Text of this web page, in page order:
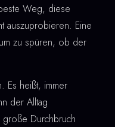
Weg, diese
auszuprobieren. Eine
zu spüren, ob der
Es heißt, immer
der Alltag
Durchbruch